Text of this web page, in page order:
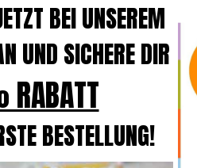
BEI UNSEREM
UND SICHERE DIR
BESTELLUNG!